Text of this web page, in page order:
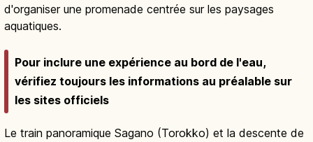
d'organiser une promenade centrée sur les paysages
aquatiques.
Pour inclure une expérience au bord de l'eau,
vérifiez toujours les informations au préalable sur
les sites officiels
Le train panoramique Sagano (Torokko) et la descente de